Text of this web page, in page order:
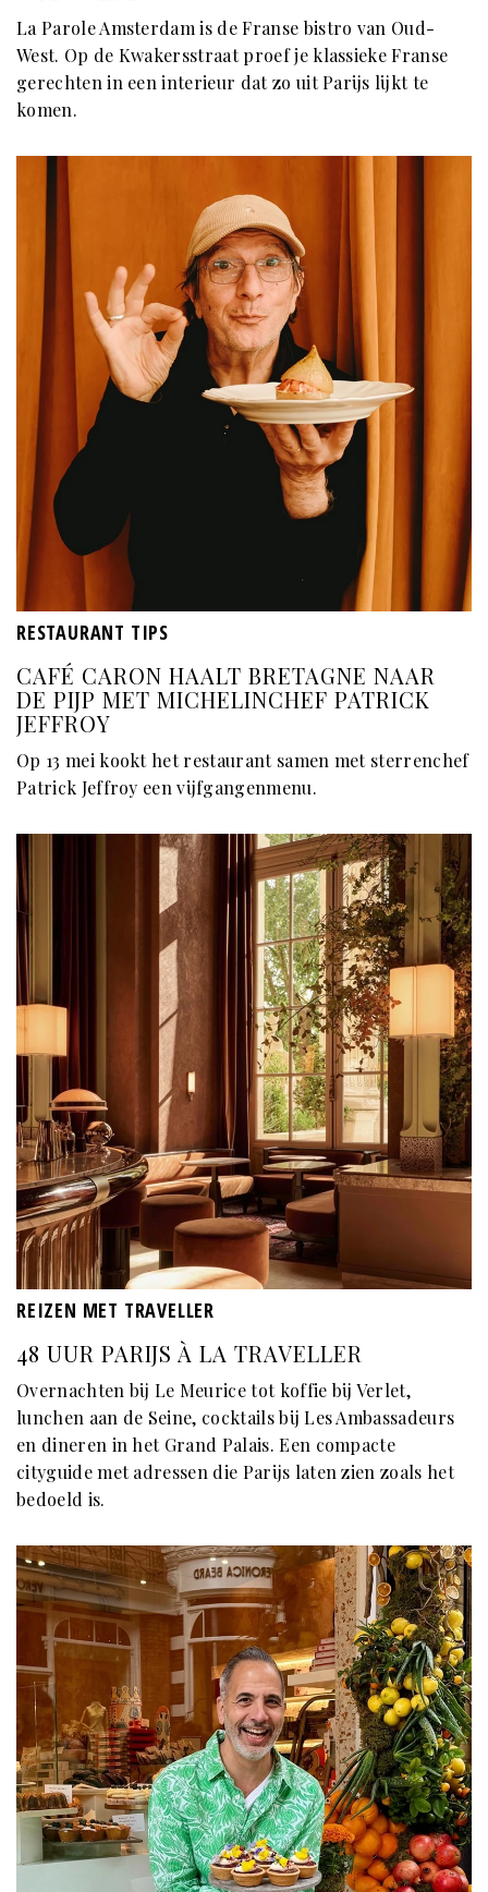
La Parole Amsterdam is de Franse bistro van Oud-
West. Op de Kwakersstraat proef je klassieke Franse
gerechten in een interieur dat zo uit Parijs lijkt te
komen.
RESTAURANT TIPS
CAFÉ CARON HAALT BRETAGNE NAAR
DE PIJP MET MICHELINCHEF PATRICK
JEFFROY
Op 13 mei kookt het restaurant samen met sterrenchef
Patrick Jeffroy een vijfgangenmenu.
REIZEN MET TRAVELLER
48 UUR PARIJS À LA TRAVELLER
Overnachten bij Le Meurice tot koffie bij Verlet,
lunchen aan de Seine, cocktails bij Les Ambassadeurs
en dineren in het Grand Palais. Een compacte
cityguide met adressen die Parijs laten zien zoals het
bedoeld is.